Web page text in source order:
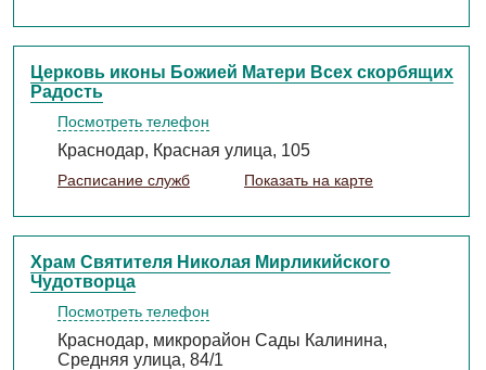
Церковь иконы Божией Матери Всех скорбящих
Радость
Посмотреть телефон
Краснодар, Красная улица, 105
Расписание служб Показать на карте
Храм Святителя Николая Мирликийского
Чудотворца
Посмотреть телефон
Краснодар, микрорайон Сады Калинина,
Средняя улица, 84/1